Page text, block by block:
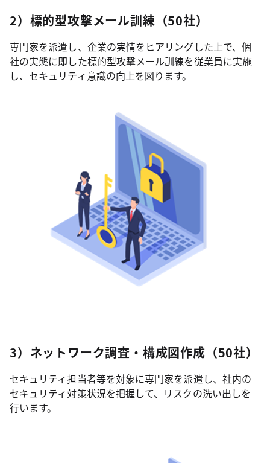
2）標的型攻撃メール訓練（50社）
専門家を派遣し、企業の実情をヒアリングした上で、個
社の実態に即した標的型攻撃メール訓練を従業員に実施
し、セキュリティ意識の向上を図ります。
3）ネットワーク調査・構成図作成（50社）
セキュリティ担当者等を対象に専門家を派遣し、社内の
セキュリティ対策状況を把握して、リスクの洗い出しを
行います。